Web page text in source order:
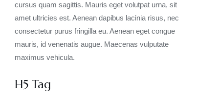
cursus quam sagittis. Mauris eget volutpat urna, sit
amet ultricies est. Aenean dapibus lacinia risus, nec
consectetur purus fringilla eu. Aenean eget congue
mauris, id venenatis augue. Maecenas vulputate
maximus vehicula.
H5 Tag